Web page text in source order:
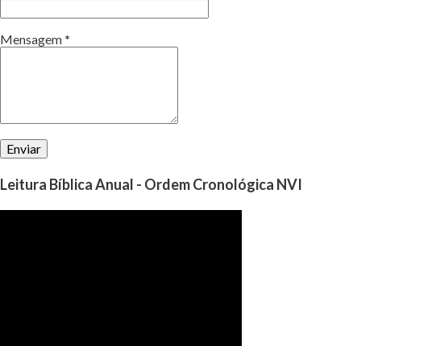
Mensagem *
Leitura Bíblica Anual - Ordem Cronológica NVI